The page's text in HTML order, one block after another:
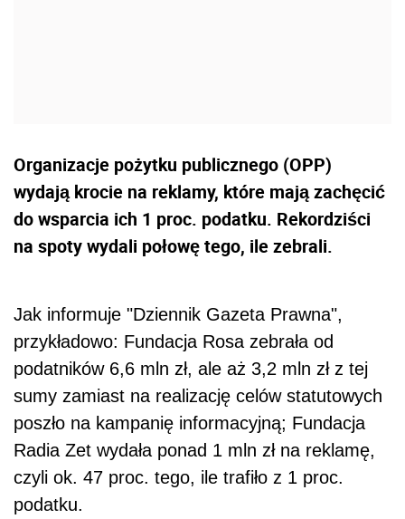
Organizacje pożytku publicznego (OPP)
wydają krocie na reklamy, które mają zachęcić
do wsparcia ich 1 proc. podatku. Rekordziści
na spoty wydali połowę tego, ile zebrali.
Jak informuje "Dziennik Gazeta Prawna",
przykładowo: Fundacja Rosa zebrała od
podatników 6,6 mln zł, ale aż 3,2 mln zł z tej
sumy zamiast na realizację celów statutowych
poszło na kampanię informacyjną; Fundacja
Radia Zet wydała ponad 1 mln zł na reklamę,
czyli ok. 47 proc. tego, ile trafiło z 1 proc.
podatku.